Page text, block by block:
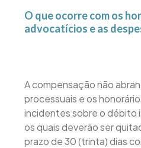
O que ocorre com os
advocatícios e as
A compensação não
processuais e os
incidentes sobre o débito
os quais deverão ser
prazo de 30 (trinta) dias